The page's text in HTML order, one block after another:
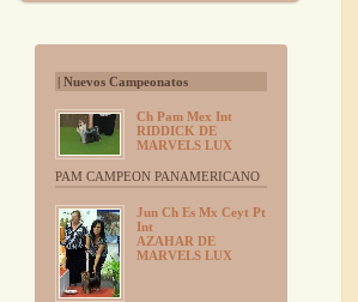
| Nuevos Campeonatos
Ch Pam Mex Int
RIDDICK DE
MARVELS LUX
PAM CAMPEON PANAMERICANO
Jun Ch Es Mx Ceyt Pt
Int
AZAHAR DE
MARVELS LUX